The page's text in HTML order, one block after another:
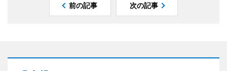
前の記事 次の記事